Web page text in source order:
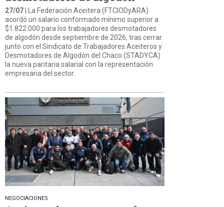
27/07 | La Federación Aceitera (FTCIODyARA)
acordó un salario conformado mínimo superior a
$1.822.000 para los trabajadores desmotadores
de algodón desde septiembre de 2026, tras cerrar
junto con el Sindicato de Trabajadores Aceiteros y
Desmotadores de Algodón del Chaco (STADYCA)
la nueva paritaria salarial con la representación
empresaria del sector.
NEGOCIACIONES